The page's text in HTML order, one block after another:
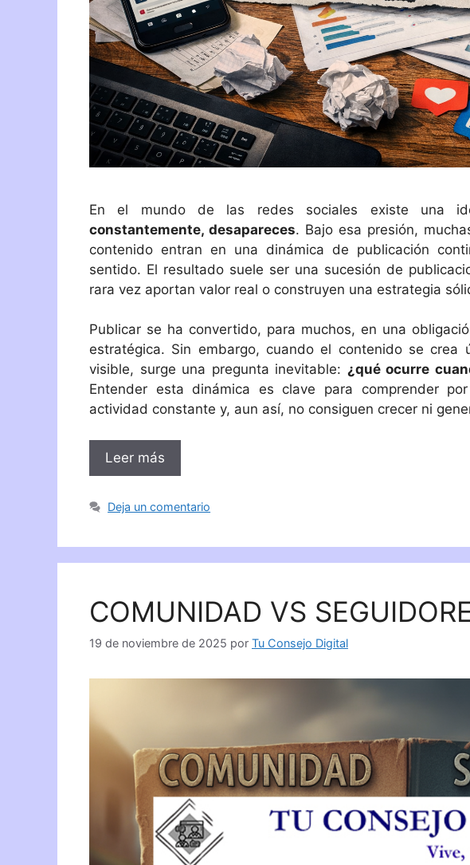
En el mundo de las redes sociales existe una
constantemente, desapareces. Bajo esa presión,
contenido entran en una dinámica de publicación
sentido. El resultado suele ser una sucesión de
rara vez aportan valor real o construyen una estrategia
Publicar se ha convertido, para muchos, en una
estratégica. Sin embargo, cuando el contenido se crea
visible, surge una pregunta inevitable: ¿qué ocurre
Entender esta dinámica es clave para comprender
actividad constante y, aun así, no consiguen crecer ni
Leer más
Deja un comentario
COMUNIDAD VS
19 de noviembre de 2025 por Tu Consejo Digital